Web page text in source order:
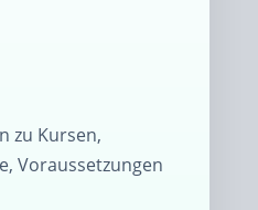
zu Kursen,
Voraussetzungen